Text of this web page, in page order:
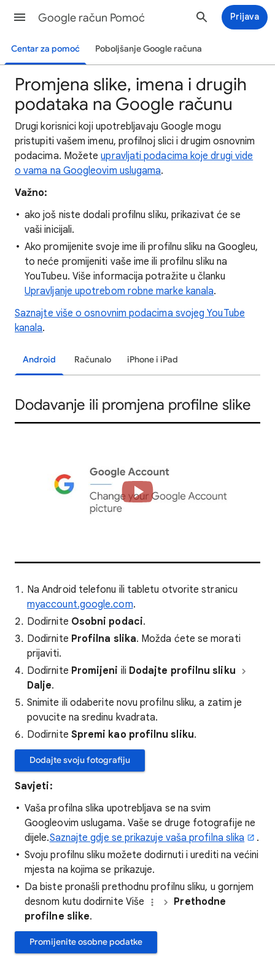
Google račun Pomoć Prijava
Centar za pomoć Poboljšanje Google računa
Promjena slike, imena i drugih
podataka na Google računu
Drugi korisnici koji upotrebljavaju Google mogu
pristupiti vašem imenu, profilnoj slici i drugim osnovnim
podacima. Možeteupravljati podacima koje drugi vide
o vama na Googleovim uslugama.
Važno:
ako još niste dodali profilnu sliku, prikazivat će se
vaši inicijali.
Ako promijenite svoje ime ili profilnu sliku na Googleu,
to neće promijeniti vaše ime ili profilnu sliku na
YouTubeu. Više informacija potražite u članku
Upravljanje upotrebom robne marke kanala.
Saznajte više o osnovnim podacima svojeg YouTube
kanala.
Android Računalo iPhone i iPad
Dodavanje ili promjena profilne slike
Na Android telefonu ili tabletu otvorite stranicu
myaccount.google.com.
Dodirnite Osobni podaci.
Dodirnite Profilna slika. Možda ćete se morati
prijaviti.
Dodirnite Promijeni ili Dodajte profilnu sliku
Dalje.
Snimite ili odaberite novu profilnu sliku, a zatim je
povucite na sredinu kvadrata.
Dodirnite Spremi kao profilnu sliku.
Dodajte svoju fotografiju
Savjeti:
Vaša profilna slika upotrebljava se na svim
Googleovim uslugama. Vaše se druge fotografije ne
dijele.Saznajte gdje se prikazuje vaša profilna slika
.
Svoju profilnu sliku možete dodirnuti i urediti na većini
mjesta na kojima se prikazuje.
Da biste pronašli prethodnu profilnu sliku, u gornjem
desnom kutu dodirnite Više
Prethodne
profilne slike.
Promijenite osobne podatke